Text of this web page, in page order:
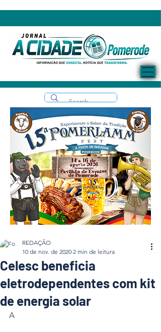
Celesc beneficia
eletrodependentes com kit
de energia solar
REDAÇÃO
10 de nov. de 2020 2 min de leitura
A